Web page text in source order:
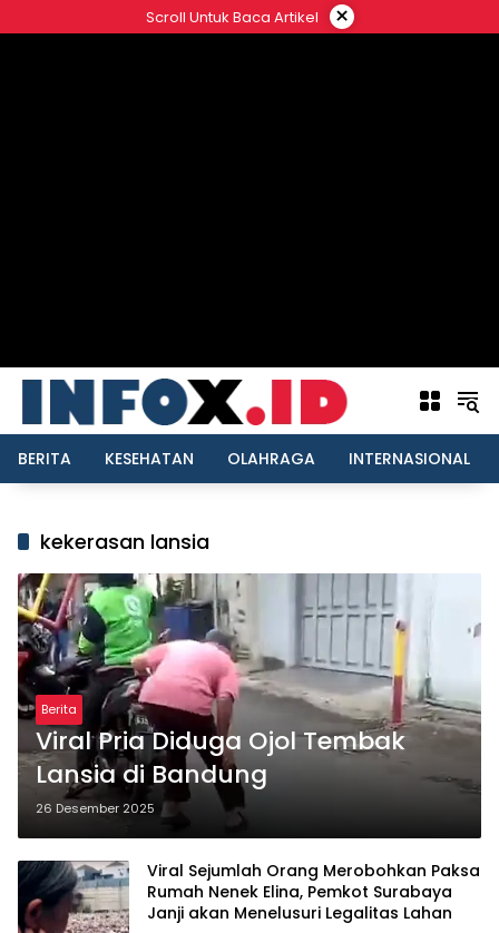
ke
Scroll Untuk Baca Artikel ×
BERITA KESEHATAN OLAHRAGA INTERNASIONAL
kekerasan lansia
Berita
Viral Pria Diduga Ojol Tembak
Lansia di Bandung
26 Desember 2025
Viral Sejumlah Orang Merobohkan Paksa
Rumah Nenek Elina, Pemkot Surabaya
Janji akan Menelusuri Legalitas Lahan